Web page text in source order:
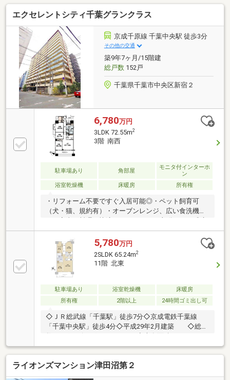
宅ローン】優遇金利＆各種手数料0円！独自審査でロ
ーンに強い！②【未来カレンダー】専用ソフトで将来
の資金計画を無料シミュレーション。③【ご購入後の
生涯サポート】売って終わりではなく、お引渡し後も
一生涯お守りします。◆HPにて【写真付きお客様の
声】1400件以上公開中！◆お問合せは【資料請求】又
は【 0120-104-273 】まで！
エクセレントシティ千葉グランクラス
京成千原線 千葉中央駅 徒歩3分
その他の交通
築9年7ヶ月/15階建
総戸数152戸
千葉県千葉市中央区新宿２
6,780万円
3LDK 72.55m2
3階 南西
駐車場あり 角部屋
モニタ付インターホ
ン
浴室乾燥機
床暖房 所有権
・リフォーム不要ですぐ入居可能◎・ペット飼育可
（犬・猫、規約有）・オーブンレンジ、広い食洗機付
暖房を設置・SIC、WICなど豊富な収納・宅配ボックス
やパーティルームなど共用設備も充実～不動産に関す
る様々な悩みに【専門コンシェルジュ】がお応えしま
す～弊社はいわゆる「不動産営業」ではありません。
買って終わりではない、お客様目線のお付き合いを追
求します物件詳細を知りたい方は下記よりお問合せく
ださい予約お問合せ専用ダイヤル【0120-963-221】
5,780万円
2SLDK 65.24m2
11階 北東
駐車場あり 浴室乾燥機
床暖房
所有権
2階以上 24時間ゴミ出し可
◇ＪＲ総武線「千葉駅」徒歩7分◇京成電鉄千葉線
「千葉中央駅」徒歩4分◇平成29年2月建築 ◇総戸
㎡ ◇間取り：２ＳＬＤＫ◆ウォークインクロー
ゼット、造付食器棚、床下収納等、収納豊富◆ペット
飼育可能（但し、管理規約による制限あり）～充実し
た設備・仕様～◎ＬＤに床暖房 ◎ディスポーザ
ライオンズマンション津田沼第２